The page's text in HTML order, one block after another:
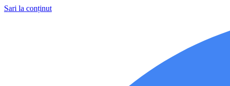
Sari la conținut